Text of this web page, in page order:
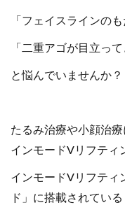
「フェイスラインの
「二重アゴが目立って
と悩んでいませんか？
たるみ治療や小顔治
インモードVリフティ
インモードVリフティ
ド」に搭載されてい